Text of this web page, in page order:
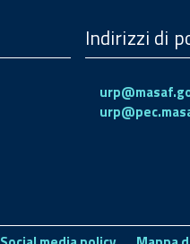
Indirizzi di